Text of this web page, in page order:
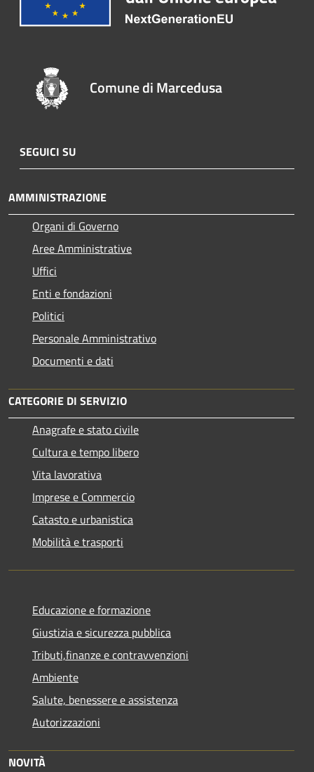
Comune di Marcedusa
SEGUICI SU
AMMINISTRAZIONE
Organi di Governo
Aree Amministrative
Uffici
Enti e fondazioni
Politici
Personale Amministrativo
Documenti e dati
CATEGORIE DI SERVIZIO
Anagrafe e stato civile
Cultura e tempo libero
Vita lavorativa
Imprese e Commercio
Catasto e urbanistica
Mobilità e trasporti
Educazione e formazione
Giustizia e sicurezza pubblica
Tributi,finanze e contravvenzioni
Ambiente
Salute, benessere e assistenza
Autorizzazioni
NOVITÀ